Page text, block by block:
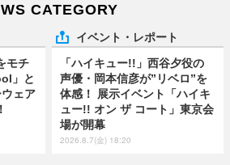
CATEGORY
モチ
」と
ェア
イベント・レポート
「ハイキュー!!」西谷夕役の
声優・岡本信彦が”リベロ”を
体感！ 展示イベント「ハイキ
ュー!! オン ザ コート」東京会
場が開幕
2026.8.7(金) 18:20